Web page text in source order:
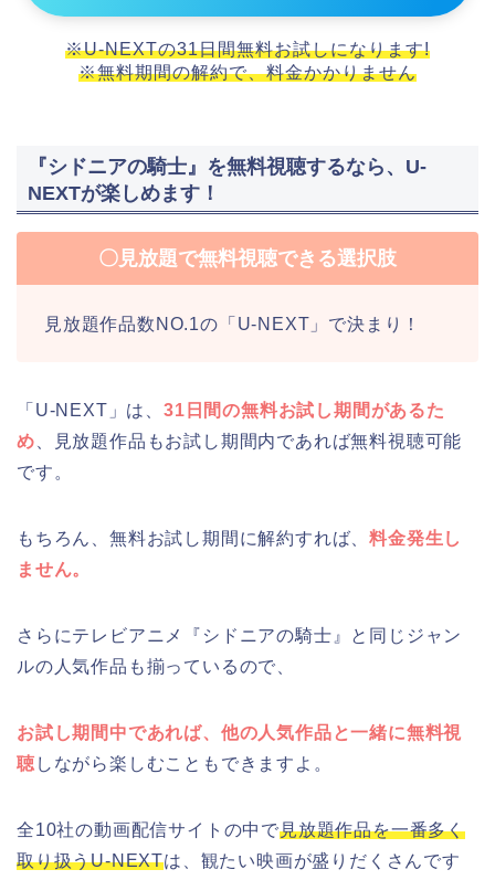
※U-NEXTの31日間無料お試しになります!
※無料期間の解約で、料金かかりません
『シドニアの騎士』を無料視聴するなら、U-
NEXTが楽しめます！
〇見放題で無料視聴できる選択肢
見放題作品数NO.1の「U-NEXT」で決まり！
「U-NEXT」は、 31日間の無料お試し期間があるた
め 、見放題作品もお試し期間内であれば無料視聴可能
です。
もちろん、無料お試し期間に解約すれば、料金発生し
ません。
さらにテレビアニメ『シドニアの騎士』と同じジャン
ルの人気作品も揃っているので、
お試し期間中であれば、他の人気作品と一緒に無料視
聴 しながら楽しむこともできますよ。
全10社の動画配信サイトの中で見放題作品を一番多く
取り扱うU-NEXTは、観たい映画が盛りだくさんです